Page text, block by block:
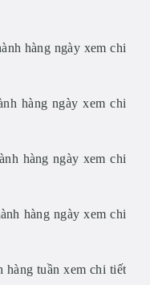
hàng ngày xem chi
hàng ngày xem chi
hàng ngày xem chi
hàng ngày xem chi
hàng tuần xem chi tiết